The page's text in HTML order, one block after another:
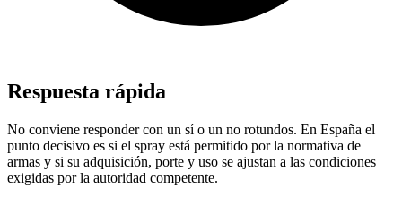
Respuesta rápida
No conviene responder con un sí o un no rotundos. En España el
punto decisivo es si el spray está permitido por la normativa de
armas y si su adquisición, porte y uso se ajustan a las condiciones
exigidas por la autoridad competente.